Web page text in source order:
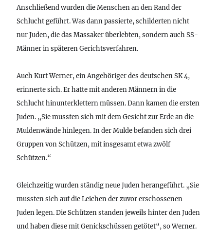
Anschließend wurden die Menschen an den Rand der
Schlucht geführt. Was dann passierte, schilderten nicht
nur Juden, die das Massaker überlebten, sondern auch SS-
Männer in späteren Gerichtsverfahren.
Auch Kurt Werner, ein Angehöriger des deutschen SK 4,
erinnerte sich. Er hatte mit anderen Männern in die
Schlucht hinunterklettern müssen. Dann kamen die ersten
Juden. „Sie mussten sich mit dem Gesicht zur Erde an die
Muldenwände hinlegen. In der Mulde befanden sich drei
Gruppen von Schützen, mit insgesamt etwa zwölf
Schützen.“
Gleichzeitig wurden ständig neue Juden herangeführt. „Sie
mussten sich auf die Leichen der zuvor erschossenen
Juden legen. Die Schützen standen jeweils hinter den Juden
und haben diese mit Genickschüssen getötet“, so Werner.